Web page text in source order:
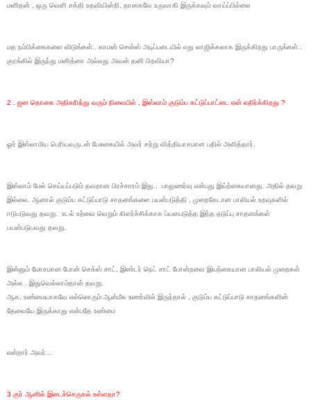
மனிதன் , ஒரு வெளி சக்தி உதவியின்றி, தானகவே உருவாகி இருக்கவும் வாய்ப்பில்லை
மத நம்பிக்கைகளை விடுங்கள்.. காமன் சென்ஸ் அடிப்படையில் எது லாஜிக்கலாக இருக்கிறது பாருங்கள்..
குரங்கில் இருந்து மனித்னா அல்லது அவன் தனி பிறவியா?
2 . ஜன தொகை அதிகரித்து வரும் நிலையில் , இஸ்லாம் குடும்ப கட்டுப்பாட்டை ஏன் எதிர்க்கிறது ?
ஓர் இஸ்லாமிய பெரியவருடன் பேசுகையில் அவர் சற்று வித்தியாசமான பதில் அளித்தார்.
இஸ்லாம் மேல் செய்யப்படும் தவறான பிரச்சாரம் இது.. பாலுணர்வு என்பது இய்ற்கையானது. அதில் தவறு
இல்லை. ஆனால் குடும்ப கட்டுப்பாடு சாதனங்களை பயன்படுத்தி , முறைகேடான பாலியல் உறவுகளில்
ஈடுபடுவது தவறு. உடல் உற்வை வெறும் கிளர்ச்சிக்காக ப்யனபடுத்த இந்த தடுப்பு சாதனங்கள்
பயன்படுபவது தவறு.
இன்னும் மோசமான போன் செக்ஸ் சாட், இண்டர் நெட் சாட் போன்றவை இயற்கையான பாலியல் முறைகள்
அல்ல.. இதுவெல்லாம்தான் தவறு.
ஆக, உண்மையாகவே எல்லொரும் ஆன்மீக உணர்வில் இருந்தால் , குடும்ப கட்டுப்பாடு சாதனங்களின்
தேவையே இருக்காது என்பதே உண்மை
என்றார் அவர்...
3 குர் ஆனில் இடைச்செருகல் உள்ளதா?